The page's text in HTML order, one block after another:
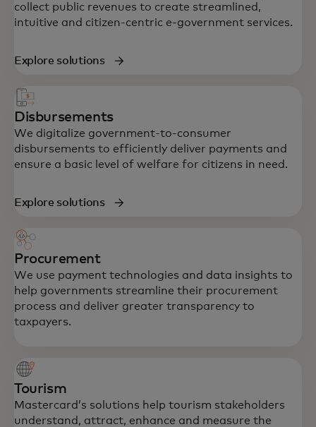
collect public revenues to create streamlined,
intuitive and citizen-centric e-government services.
Explore solutions
Disbursements
We digitalize government-to-consumer
disbursements to efficiently deliver payments and
ensure a basic level of welfare for citizens in need.
Explore solutions
Procurement
We use payment technologies and data insights to
help governments streamline their procurement
process and deliver greater transparency to
taxpayers.
Tourism
Mastercard’s solutions help tourism stakeholders
understand, attract, enhance and measure the